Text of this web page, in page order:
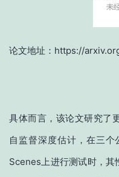
论文地址：https://
具体而言，该论文研究了
自监督深度估计，在三
Scenes上进行测试时，